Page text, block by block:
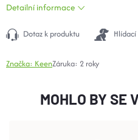
Detailní informace
Dotaz k produktu Hlídací
Značka: KeenZáruka: 2 roky
MOHLO BY SE